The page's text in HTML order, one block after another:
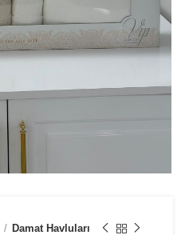
Damat Havluları